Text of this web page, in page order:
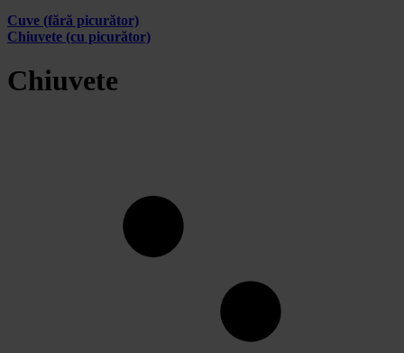
Cuve (fără picurător)
Chiuvete (cu picurător)
Chiuvete